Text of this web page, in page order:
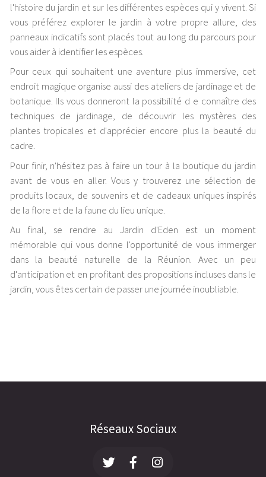
l'histoire du jardin et sur les différentes espèces qui y vivent. Si
vous préférez explorer le jardin à votre propre allure, des
panneaux indicatifs sont placés tout au long du parcours pour
vous aider à identifier les espèces.
Pour ceux qui souhaitent une aventure plus immersive, cet
endroit magique organise aussi des ateliers de jardinage et de
botanique. Ils vous donneront la possibilité d e connaître des
techniques de jardinage, de découvrir les mystères des
plantes tropicales et d'apprécier encore plus la beauté du
cadre.
Pour finir, n'hésitez pas à faire un tour à la boutique du jardin
avant de vous en aller. Vous y trouverez une sélection de
produits locaux, de souvenirs et de cadeaux uniques inspirés
de la flore et de la faune du lieu unique.
Au final, se rendre au Jardin d'Eden est un moment
mémorable qui vous donne l'opportunité de vous immerger
dans la beauté naturelle de la Réunion. Avec un peu
d'anticipation et en profitant des propositions incluses dans le
jardin, vous êtes certain de passer une journée inoubliable.
Réseaux Sociaux